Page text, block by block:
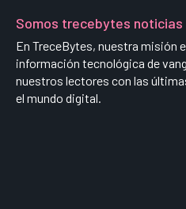
Somos trecebytes noticias
En TreceBytes, nuestra misión
información tecnológica de
nuestros lectores con las
el mundo digital.